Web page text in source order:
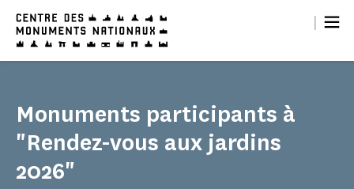
|
Monuments participants à
"Rendez-vous aux jardins
2026"